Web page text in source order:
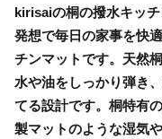
kirisaiの桐の撥水キッ
発想で毎日の家事を快
チンマットです。天然
水や油をしっかり弾き
てる設計です。桐特有
製マットのような湿気